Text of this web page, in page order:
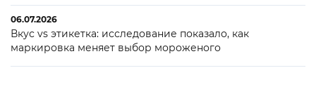
06.07.2026
Вкус vs этикетка: исследование показало, как
маркировка меняет выбор мороженого